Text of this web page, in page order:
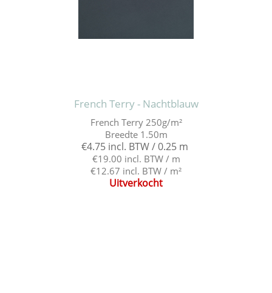
French Terry - Nachtblauw
French Terry 250g/m²
Breedte 1.50m
€4.75 incl. BTW / 0.25 m
€19.00 incl. BTW / m
€12.67 incl. BTW / m²
Uitverkocht